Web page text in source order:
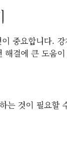
중요합니다.
해결에 큰 도움
는 것이 필요할